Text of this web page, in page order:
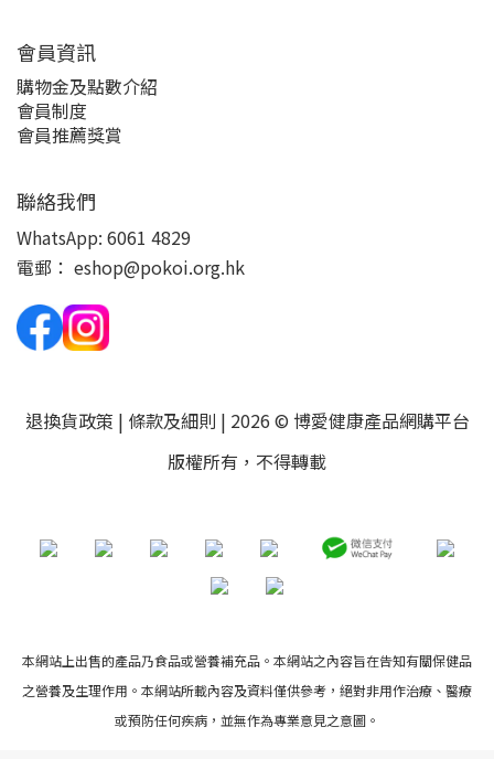
會員資訊
購物金及點數介紹
會員制度
會員推薦獎賞
聯絡我們
WhatsApp: 6061 4829
電郵： eshop@pokoi.org.hk
退換貨政策 | 條款及細則 | 2026 © 博愛健康產品網購平台
版權所有，不得轉載
本網站上出售的產品乃食品或營養補充品。本網站之內容旨在告知有關保健品
之營養及生理作用。本網站所載內容及資料僅供參考，絕對非用作治療、醫療
或預防任何疾病，並無作為專業意見之意圖。